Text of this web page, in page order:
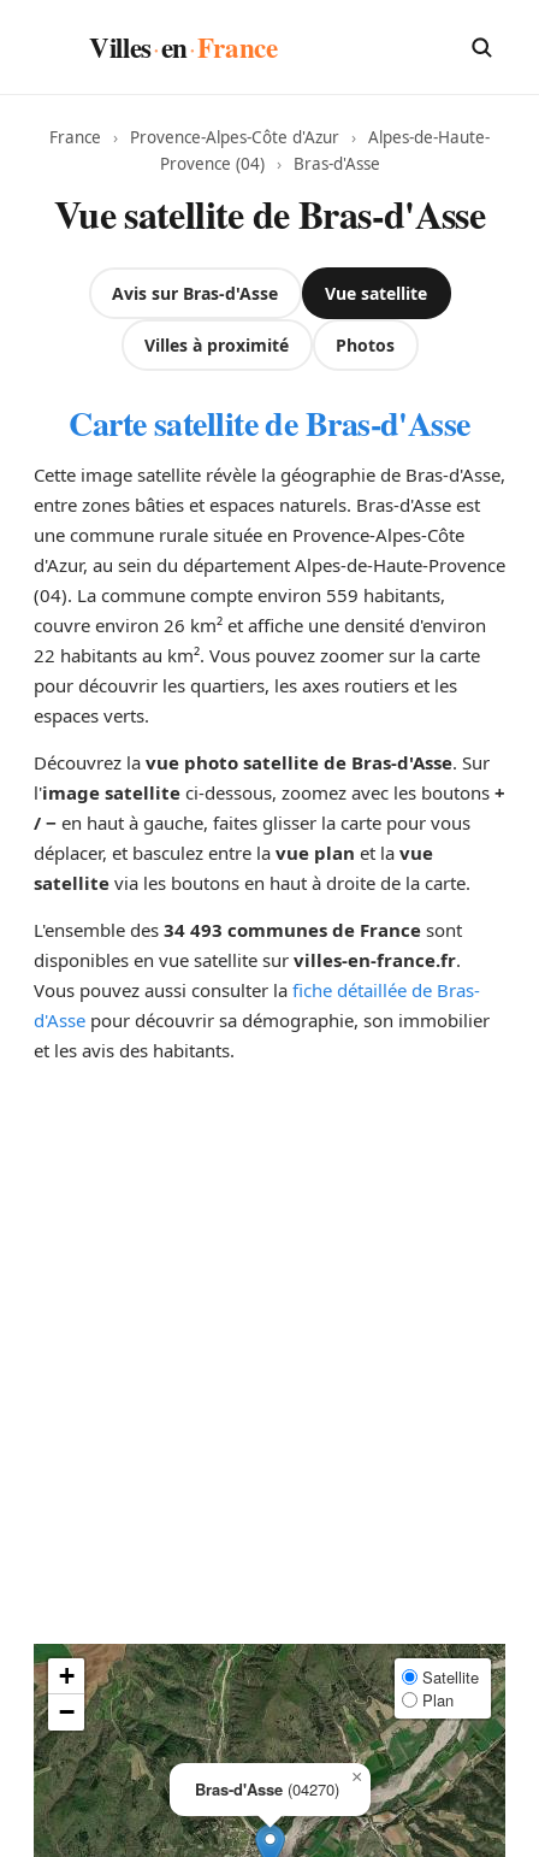
Villes·en·France
France › Provence-Alpes-Côte d'Azur › Alpes-de-Haute-
Provence (04)
› Bras-d'Asse
Vue satellite de Bras-d'Asse
Avis sur Bras-d'Asse Vue satellite
Villes à proximité Photos
Carte satellite de Bras-d'Asse
Cette image satellite révèle la géographie de Bras-d'Asse,
entre zones bâties et espaces naturels. Bras-d'Asse est
une commune rurale située en Provence-Alpes-Côte
d'Azur, au sein du département Alpes-de-Haute-Provence
(04). La commune compte environ 559 habitants,
couvre environ 26 km² et affiche une densité d'environ
22 habitants au km². Vous pouvez zoomer sur la carte
pour découvrir les quartiers, les axes routiers et les
espaces verts.
Découvrez la vue photo satellite de Bras-d'Asse. Sur
l'image satellite ci-dessous, zoomez avec les boutons +
/ − en haut à gauche, faites glisser la carte pour vous
déplacer, et basculez entre la vue plan et la vue
satellite via les boutons en haut à droite de la carte.
L'ensemble des 34 493 communes de France sont
disponibles en vue satellite sur villes-en-france.fr.
Vous pouvez aussi consulter la fiche détaillée de Bras-
d'Asse pour découvrir sa démographie, son immobilier
et les avis des habitants.
Bras-d'Asse (04270)
×
+
−
Satellite
Plan